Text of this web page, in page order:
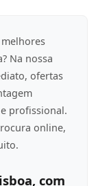
Na nossa
ofertas
profissional.
online,
com